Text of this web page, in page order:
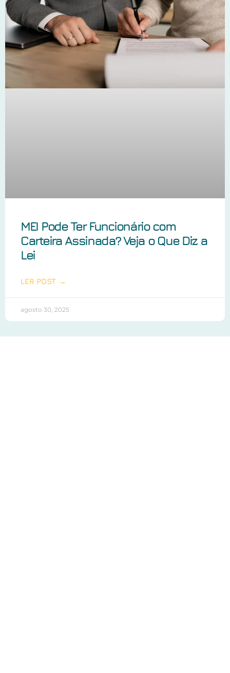
MEI Pode Ter Funcionário com
Carteira Assinada? Veja o Que Diz a
Lei
LER POST →
agosto 30, 2025